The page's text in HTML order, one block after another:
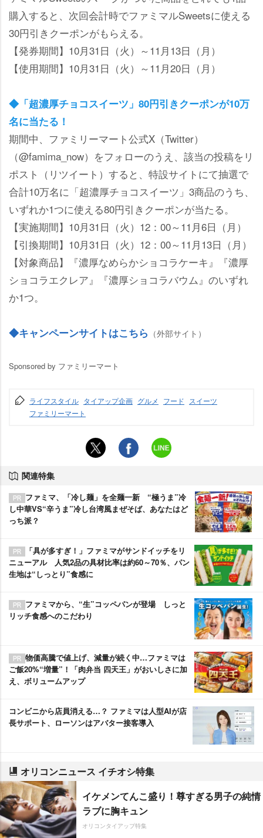
購入すると、次回会計時でファミマルSweetsに使える
30円引きクーポンがもらえる。
【発券期間】10月31日（火）～11月13日（月）
【使用期間】10月31日（火）～11月20日（月）
◆「超濃厚チョコスイーツ」80円引きクーポンが10万
名に当たる！
期間中、ファミリーマート公式X（Twitter）
（@famima_now）をフォローのうえ、該当の投稿をリ
ポスト（リツイート）すると、特設サイトにて抽選で
合計10万名に「超濃厚チョコスイーツ」3商品のうち、
いずれか1つに使える80円引きクーポンが当たる。
【実施期間】10月31日（火）12：00～11月6日（月）
【引換期間】10月31日（火）12：00～11月13日（月）
【対象商品】『濃厚なめらかショコラケーキ』『濃厚
ショコラエクレア』『濃厚ショコラバウム』のいずれ
か1つ。
◆キャンペーンサイトはこちら （外部サイト）
Sponsored by ファミリーマート
ライフスタイル タイアップ企画 グルメ フード
スイーツ
ファミリーマート
関連特集
ファミマ、「冷し麺」を全麺一新 “極うま”冷
し中華VS“辛うま”冷し台湾風まぜそば、あなたはど
っち派？
「具が多すぎ！」ファミマがサンドイッチをリ
ニューアル 人気2品の具材比率は約60～70％、パン
生地は“しっとり”食感に
ファミマから、“生”コッペパンが登場 しっと
リッチ食感へのこだわり
物価高騰で値上げ、減量が続く中…ファミマは
ご飯20%“増量”！「肉弁当 四天王」がおいしさに加
え、ボリュームアップ
コンビニから店員消える…？ ファミマは人型AIが店
長サポート、ローソンはアバター接客導入
オリコンニュース イチオシ特集
イケメンてんこ盛り！尊すぎる男子の純情
ラブに胸キュン
オリコンタイアップ特集